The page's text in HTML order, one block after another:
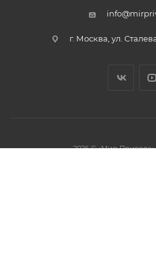
г. Москва, ул.
2026 © «Мир Привода»